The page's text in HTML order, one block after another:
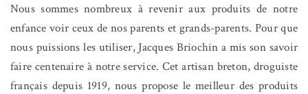
Nous sommes nombreux à revenir aux produits de notre
enfance voir ceux de nos parents et grands-parents. Pour que
nous puissions les utiliser, Jacques Briochin a mis son savoir
faire centenaire à notre service. Cet artisan breton, droguiste
français depuis 1919, nous propose le meilleur des produits